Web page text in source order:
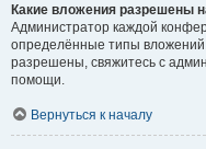
Какие вложения разрешены
Администратор каждой
определённые типы
разрешены, свяжитесь с
помощи.
Вернуться к началу